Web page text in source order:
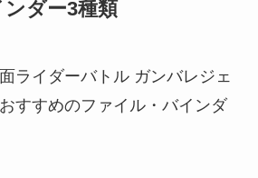
ダー3種類
ライダーバトル ガンバレジェ
すすめのファイル・バインダ